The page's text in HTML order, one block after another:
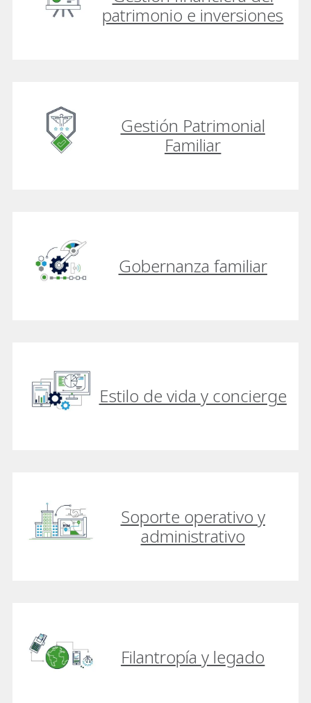
patrimonio e inversiones
Gestión Patrimonial
Familiar
Gobernanza familiar
Estilo de vida y concierge
Soporte operativo y
administrativo
Filantropía y legado